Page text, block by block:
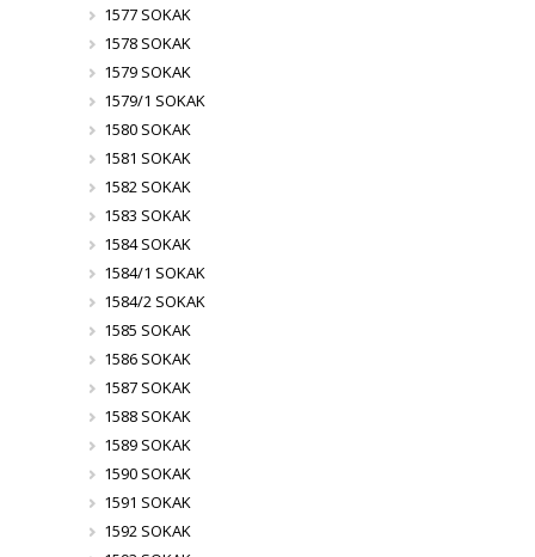
1577 SOKAK
1578 SOKAK
1579 SOKAK
1579/1 SOKAK
1580 SOKAK
1581 SOKAK
1582 SOKAK
1583 SOKAK
1584 SOKAK
1584/1 SOKAK
1584/2 SOKAK
1585 SOKAK
1586 SOKAK
1587 SOKAK
1588 SOKAK
1589 SOKAK
1590 SOKAK
1591 SOKAK
1592 SOKAK